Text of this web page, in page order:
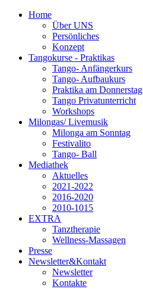
Home
Über UNS
Persönliches
Konzept
Tangokurse - Praktikas
Tango- Anfängerkurs
Tango- Aufbaukurs
Praktika am Donnerstag
Tango Privatunterricht
Workshops
Milongas/ Livemusik
Milonga am Sonntag
Festivalito
Tango- Ball
Mediathek
Aktuelles
2021-2022
2016-2020
2010-1015
EXTRA
Tanztherapie
Wellness-Massagen
Presse
Newsletter&Kontakt
Newsletter
Kontakte